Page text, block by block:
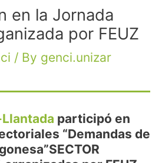
en la Jornada
por FEUZ
/ By genci.unizar
participó en
“Demandas de